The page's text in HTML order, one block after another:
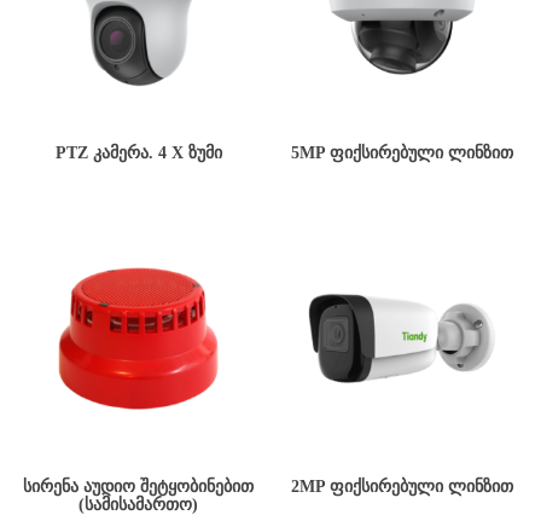
PTZ ᲙᲐᲛᲔᲠᲐ. 4 X ᲖᲣᲛᲘ 5MP ᲤᲘᲥᲡᲘᲠᲔᲑᲣᲚᲘ ᲚᲘᲜᲖᲘᲗ
ᲡᲘᲠᲔᲜᲐ ᲐᲣᲓᲘᲝ ᲨᲔᲢᲧᲝᲑᲘᲜᲔᲑᲘᲗ
(ᲡᲐᲛᲘᲡᲐᲛᲐᲠᲗᲝ)
2MP ᲤᲘᲥᲡᲘᲠᲔᲑᲣᲚᲘ ᲚᲘᲜᲖᲘᲗ